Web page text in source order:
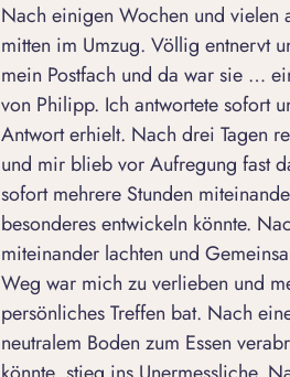
Nach einigen Wochen und vielen
mitten im Umzug. Völlig entnervt
mein Postfach und da war sie …
von Philipp. Ich antwortete sofort
Antwort erhielt. Nach drei Tagen
und mir blieb vorAufregung fast
sofort mehrere Stunden
besonderes entwickeln könnte.
miteinander lachten und
Weg war mich zu verlieben und
persönliches Treffen bat. Nach
neutralem Boden zum Essen